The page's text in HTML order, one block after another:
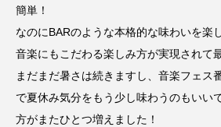
簡単！
なのにBARのような本格的な味わいを楽
音楽にもこだわる楽しみ方が実現されて
まだまだ暑さは続きますし、音楽フェス
で夏休み気分をもう少し味わうのもいい
方がまたひとつ増えました！